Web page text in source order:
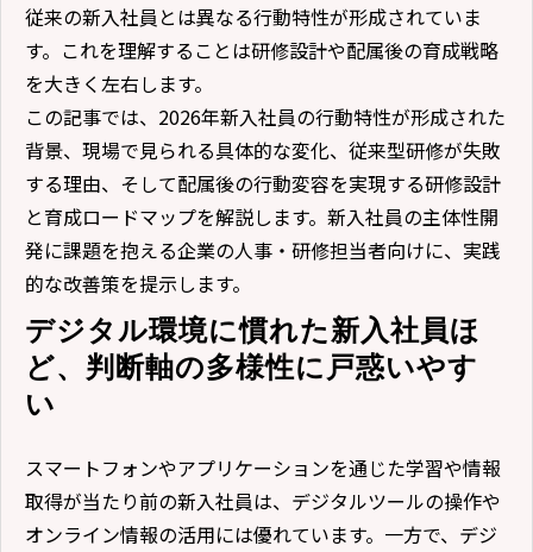
従来の新入社員とは異なる行動特性が形成されていま
す。これを理解することは研修設計や配属後の育成戦略
を大きく左右します。
この記事では、2026年新入社員の行動特性が形成された
背景、現場で見られる具体的な変化、従来型研修が失敗
する理由、そして配属後の行動変容を実現する研修設計
と育成ロードマップを解説します。新入社員の主体性開
発に課題を抱える企業の人事・研修担当者向けに、実践
的な改善策を提示します。
デジタル環境に慣れた新入社員ほ
ど、判断軸の多様性に戸惑いやす
い
スマートフォンやアプリケーションを通じた学習や情報
取得が当たり前の新入社員は、デジタルツールの操作や
オンライン情報の活用には優れています。一方で、デジ